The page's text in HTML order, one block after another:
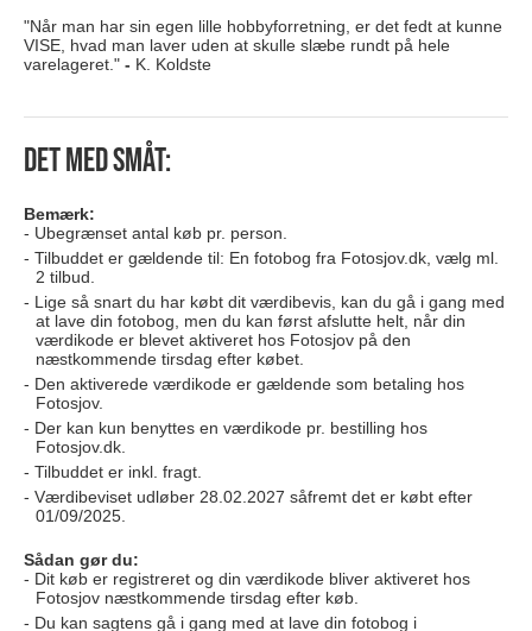
"Når man har sin egen lille hobbyforretning, er det fedt at kunne
VISE, hvad man laver uden at skulle slæbe rundt på hele
varelageret." - K. Koldste
Det med småt:
Bemærk:
Ubegrænset antal køb pr. person.
Tilbuddet er gældende til: En fotobog fra Fotosjov.dk, vælg ml.
2 tilbud.
Lige så snart du har købt dit værdibevis, kan du gå i gang med
at lave din fotobog, men du kan først afslutte helt, når din
værdikode er blevet aktiveret hos Fotosjov på den
næstkommende tirsdag efter købet.
Den aktiverede værdikode er gældende som betaling hos
Fotosjov.
Der kan kun benyttes en værdikode pr. bestilling hos
Fotosjov.dk.
Tilbuddet er inkl. fragt.
Værdibeviset udløber 28.02.2027 såfremt det er købt efter
01/09/2025.
Sådan gør du:
Dit køb er registreret og din værdikode bliver aktiveret hos
Fotosjov næstkommende tirsdag efter køb.
Du kan sagtens gå i gang med at lave din fotobog i